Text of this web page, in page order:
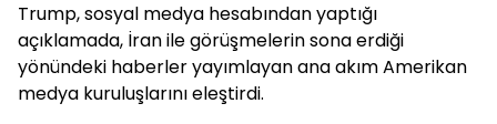
Trump, sosyal medya hesabından yaptığı
açıklamada, İran ile görüşmelerin sona erdiği
yönündeki haberler yayımlayan ana akım Amerikan
medya kuruluşlarını eleştirdi.